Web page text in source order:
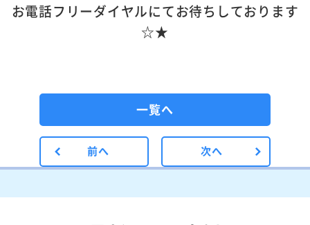
お電話フリーダイヤルにてお待ちしております
☆★
前へ
一覧へ
次へ